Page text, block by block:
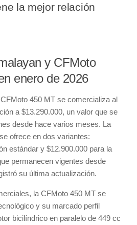
la mejor relación
y CFMoto
enero de 2026
450 MT se comercializa al
a $13.290.000, un valor que se
desde hace varios meses. La
ofrece en dos variantes:
estándar y $12.900.000 para la
permanecen vigentes desde
su última actualización.
la CFMoto 450 MT se
y su marcado perfil
bicilíndrico en paralelo de 449 cc